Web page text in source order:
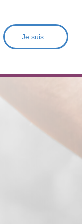
Je suis...